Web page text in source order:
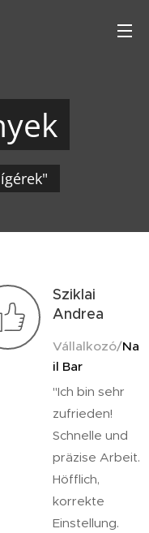
Sziklai
Andrea
Vállalkozó/Na
il Bar
"Ich bin sehr
zufrieden!
Schnelle und
präzise Arbeit.
Höfflich,
korrekte
Einstellung.